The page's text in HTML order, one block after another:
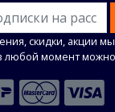
скидки, акции
любой момент можно